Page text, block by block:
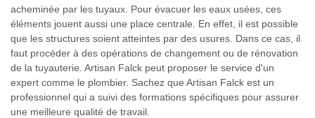
acheminée par les tuyaux. Pour évacuer les eaux usées, ces
éléments jouent aussi une place centrale. En effet, il est possible
que les structures soient atteintes par des usures. Dans ce cas, il
faut procéder à des opérations de changement ou de rénovation
de la tuyauterie. Artisan Falck peut proposer le service d'un
expert comme le plombier. Sachez que Artisan Falck est un
professionnel qui a suivi des formations spécifiques pour assurer
une meilleure qualité de travail.